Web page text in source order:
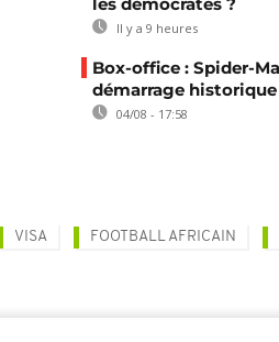
Il y a 9 heures
Box-office : Spider-
démarrage historique
04/08 - 17:58
VISA FOOTBALL AFRICAIN